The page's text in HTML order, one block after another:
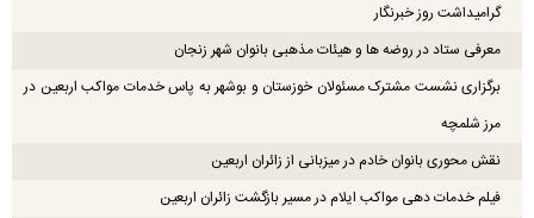
گرامیداشت روز خبرنگار
معرفی ستاد در روضه ها و هیئات مذهبی بانوان شهر زنجان
برگزاری نشست مشترک مسئولان خوزستان و بوشهر به پاس خدمات مواکب اربعین در
مرز شلمچه
نقش محوری بانوان خادم در میزبانی از زائران اربعین
فیلم خدمات دهی مواکب ایلام در مسیر بازگشت زائران اربعین